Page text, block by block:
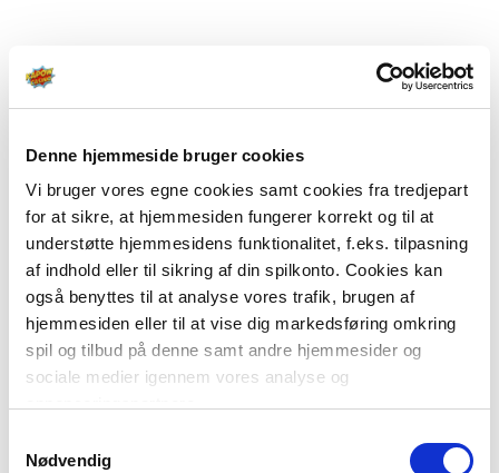
Denne hjemmeside bruger cookies
Vi bruger vores egne cookies samt cookies fra tredjepart
for at sikre, at hjemmesiden fungerer korrekt og til at
understøtte hjemmesidens funktionalitet, f.eks. tilpasning
af indhold eller til sikring af din spilkonto. Cookies kan
også benyttes til at analyse vores trafik, brugen af
hjemmesiden eller til at vise dig markedsføring omkring
spil og tilbud på denne samt andre hjemmesider og
sociale medier igennem vores analyse og
Du kan læse mere om vores brug af cookies under
Nødvendig